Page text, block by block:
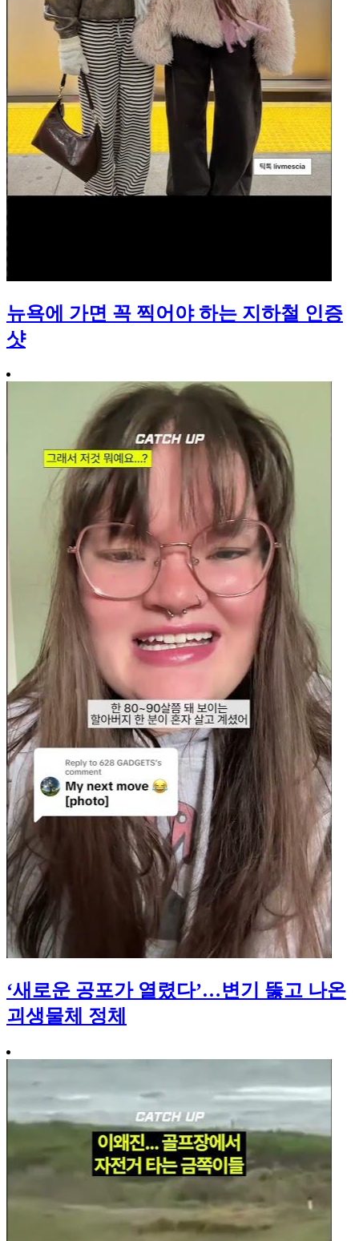
뉴욕에 가면 꼭 찍어야 하는 지하철 인증
샷
‘새로운 공포가 열렸다’…변기 뚫고 나온
괴생물체 정체